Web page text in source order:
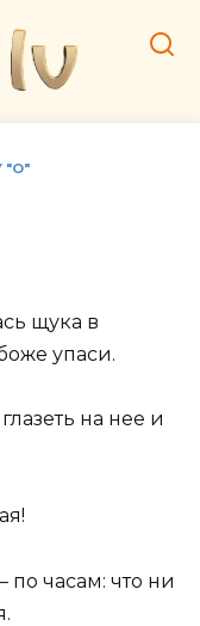
"О"
щука в
упаси.
на нее и
по часам: что ни